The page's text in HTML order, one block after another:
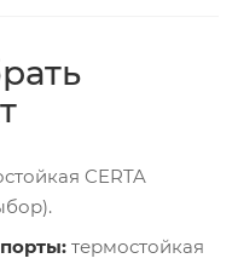
CERTA
термостойкая